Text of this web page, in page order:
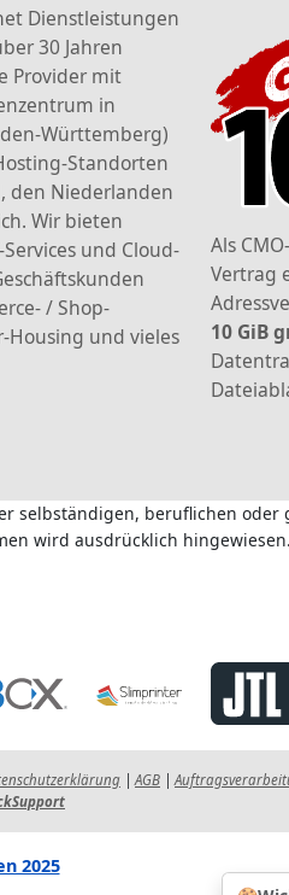
Dienstleistungen
30 Jahren
Provider mit
in
Württemberg)
Standorten
den Niederlanden
Wir bieten
und Cloud-
/ Shop-
Housing und vieles
Als
Vertrag
10 GiB
selbständigen, beruflichen oder
wird ausdrücklich
|AGB |
2025